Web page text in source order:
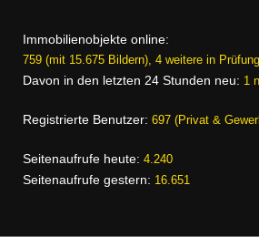
Immobilienobjekte online:
759 (mit 15.675 Bildern), 4 weitere in Prüfung
Davon in den letzten 24 Stunden neu: 1
Registrierte Benutzer: 697 (Privat &
Seitenaufrufe heute: 4.240
Seitenaufrufe gestern: 16.651